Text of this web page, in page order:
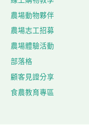
農場動物夥伴
農場志工招募
農場體驗活動
部落格
顧客見證分享
食農教育專區